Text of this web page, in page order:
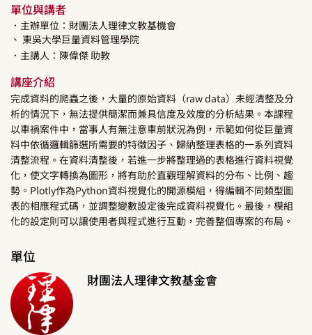
單位與講者
．主辦單位：財團法人理律文教基機會
、 東吳大學巨量資料管理學院
．主講人： 陳偉傑助教
講座介紹
完成資料的爬蟲之後，大量的原始資料（raw data）未經清整及分
析的情況下，無法提供簡潔而兼具信度及效度的分析結果。本課程
以車禍案件中，當事人有無注意車前狀況為例，示範如何從巨量資
料中依循邏輯篩選所需要的特徵因子、歸納整理表格的一系列資料
清整流程。在資料清整後，若進一步將整理過的表格進行資料視覺
化，使文字轉換為圖形，將有助於直觀理解資料的分布、比例、趨
勢。Plotly作為Python資料視覺化的開源模組，得編輯不同類型圖
表的相應程式碼，並調整變數設定後完成資料視覺化。最後，模組
化的設定則可以讓使用者與程式進行互動，完善整個專案的布局。
單位
財團法人理律文教基金會